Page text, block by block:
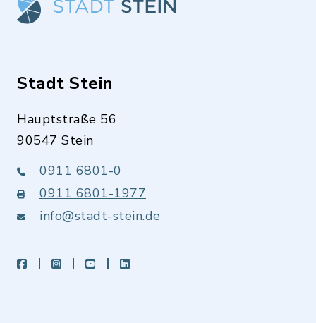
Stadt Stein
Hauptstraße 56
90547 Stein
0911 6801-0
0911 6801-1977
info@stadt-stein.de
facebookinstagramyoutubeLinkedIn